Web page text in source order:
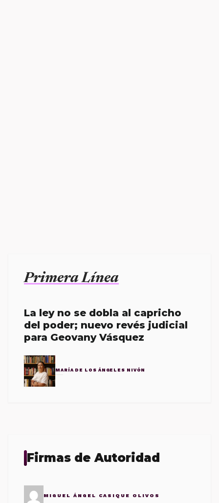
Primera Línea
La ley no se dobla al capricho
del poder; nuevo revés judicial
para Geovany Vásquez
MARÍA DE LOS ÁNGELES NIVÓN
Firmas de Autoridad
MIGUEL ÁNGEL CASIQUE OLIVOS